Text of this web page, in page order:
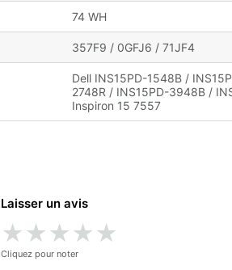
74 WH
357F9 / 0GFJ6 / 71JF4
Dell INS15PD-1548B /
2748R / INS15PD-3948B /
Inspiron 15 7557
Laisser un avis
★★★★★
Cliquez pour noter